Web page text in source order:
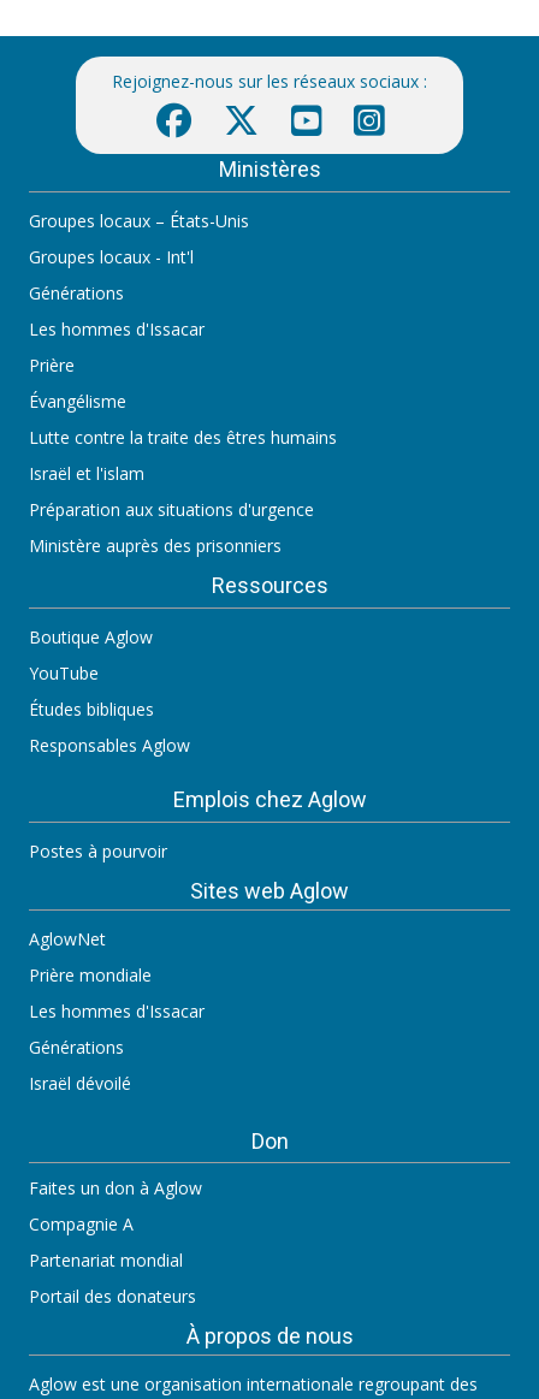
Rejoignez-nous sur les réseaux sociaux :
Ministères
Groupes locaux – États-Unis
Groupes locaux - Int'l
Générations
Les hommes d'Issacar
Prière
Évangélisme
Lutte contre la traite des êtres humains
Israël et l'islam
Préparation aux situations d'urgence
Ministère auprès des prisonniers
Ressources
Boutique Aglow
YouTube
Études bibliques
Responsables Aglow
Emplois chez Aglow
Postes à pourvoir
Sites web Aglow
AglowNet
Prière mondiale
Les hommes d'Issacar
Générations
Israël dévoilé
Don
Faites un don à Aglow
Compagnie A
Partenariat mondial
Portail des donateurs
À propos de nous
Aglow est une organisation internationale regroupant des